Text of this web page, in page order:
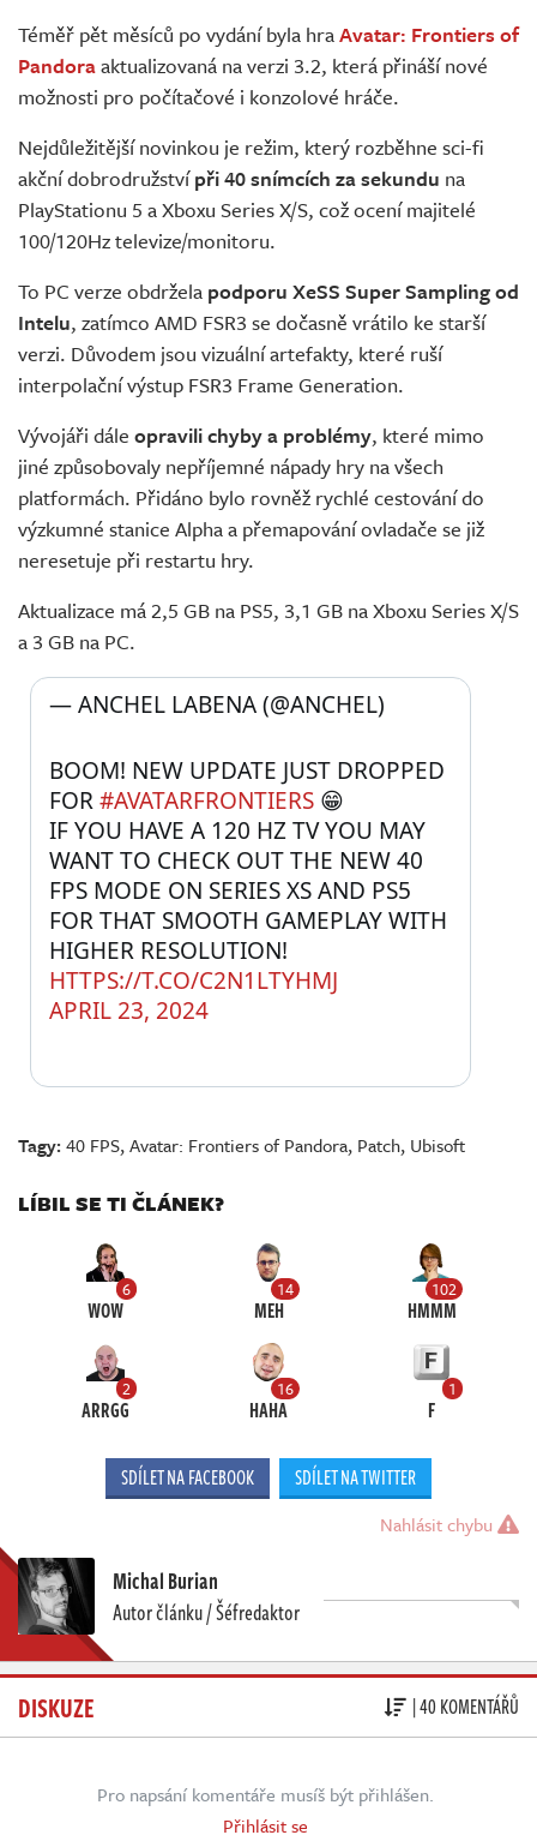
Živě
Téměř pět měsíců po vydání byla hraAvatar: Frontiers of
Pandoraaktualizovaná na verzi 3.2, která přináší nové
možnosti pro počítačové i konzolové hráče.
Nejdůležitější novinkou je režim, který rozběhne sci-fi
akční dobrodružstvípři 40 snímcích za sekundu na
PlayStationu 5 a Xboxu Series X/S, což ocení majitelé
100/120Hz televize/monitoru.
To PC verze obdržela podporu XeSS Super Sampling od
Intelu, zatímco AMD FSR3 se dočasně vrátilo ke starší
verzi. Důvodem jsou vizuální artefakty, které ruší
interpolační výstup FSR3 Frame Generation.
Vývojáři dále opravili chyby a problémy, které mimo
jiné způsobovaly nepříjemné nápady hry na všech
platformách. Přidáno bylo rovněž rychlé cestování do
výzkumné stanice Alpha a přemapování ovladače se již
neresetuje při restartu hry.
Aktualizace má 2,5 GB na PS5, 3,1 GB na Xboxu Series X/S
a 3 GB na PC.
BOOM! NEW UPDATE JUST DROPPED
FOR #AVATARFRONTIERS 😁
IF YOU HAVE A 120 HZ TV YOU MAY
WANT TO CHECK OUT THE NEW 40
FPS MODE ON SERIES XS AND PS5
FOR THAT SMOOTH GAMEPLAY WITH
HTTPS://T.CO/C2N1LTYHMJ
— ANCHEL LABENA (@ANCHEL)
APRIL 23, 2024
Tagy:40 FPS,Avatar: Frontiers of Pandora, Patch, Ubisoft
LÍBIL SE TI ČLÁNEK?
6
WOW
14
MEH
102
HMMM
2
ARRGG
16
HAHA
1
F
SDÍLET NA FACEBOOK SDÍLET NA TWITTER
Nahlásit chybu
Michal Burian
Autor článku / Šéfredaktor
DISKUZE | 40 KOMENTÁŘŮ
Pro napsání komentáře musíš být přihlášen.
Přihlásit se